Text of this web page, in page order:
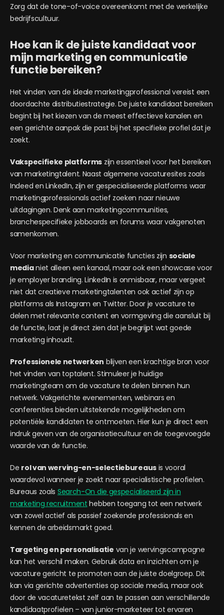
Zorg dat de tone-of-voice overeenkomt met de werkelijke
bedrijfscultuur.
Hoe kan ik de juiste kandidaat voor
mijn marketing en communicatie
functie bereiken?
Het vinden van de ideale marketingprofessional vereist een
doordachte distributiestrategie. De juiste kandidaat bereiken
begint bij het kiezen van de meest effectieve kanalen en
een gerichte aanpak die past bij het specifieke profiel dat je
zoekt.
Vakspecifieke platforms zijn essentieel voor het bereiken
van marketingtalent. Naast algemene vacaturesites zoals
Indeed en LinkedIn, zijn er gespecialiseerde platforms waar
marketingprofessionals actief zoeken naar nieuwe
uitdagingen. Denk aan marketingcommunities,
branchespecifieke jobboards en forums waar vakgenoten
samenkomen.
Voor marketing en communicatie functies zijn sociale
medianiet alleen een kanaal, maar ook een showcase voor
je employer branding. LinkedIn is onmisbaar, maar vergeet
niet dat creatieve marketingtalenten ook actief zijn op
platforms als Instagram en Twitter. Door je vacature te
delen met relevante content en vormgeving die aansluit bij
de functie, laat je direct zien dat je begrijpt wat goede
marketing inhoudt.
Professionele netwerken blijven een krachtige bron voor
het vinden van toptalent. Stimuleer je huidige
marketingteam om de vacature te delen binnen hun
netwerk. Vakgerichte evenementen, webinars en
conferenties bieden uitstekende mogelijkheden om
potentiële kandidaten te ontmoeten. Hier kun je direct een
indruk geven van de organisatiecultuur en de toegevoegde
waarde van de functie.
De rol van werving-en-selectiebureausis vooral
waardevol wanneer je zoekt naar specialistische profielen.
Bureaus zoals Search-On die gespecialiseerd zijn in
marketing recruitment hebben toegang tot een netwerk
van zowel actief als passief zoekende professionals en
kennen de arbeidsmarkt goed.
Targeting en personalisatie van je wervingscampagne
kan het verschil maken. Gebruik data en inzichten om je
vacature gericht te promoten aan de juiste doelgroep. Dit
kan via gerichte advertenties op sociale media, maar ook
door de vacaturetekst zelf aan te passen aan verschillende
kandidaatprofielen – van junior-marketeer tot ervaren